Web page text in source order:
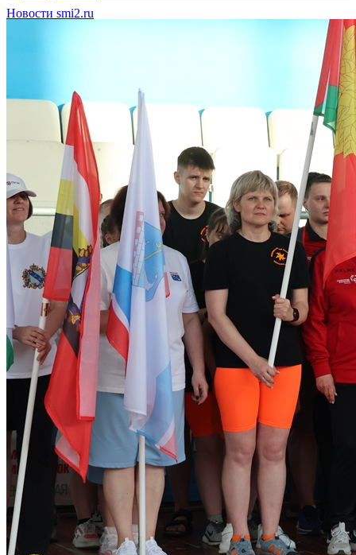
Новости smi2.ru